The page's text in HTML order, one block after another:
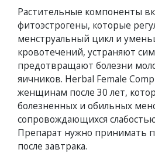
Растительные компоненты
фитоэстрогены, которые
менструальный цикл и
кровотечений, устраняют
предотвращают болезни
яичников. Herbal Female
женщинам после 30 лет,
болезненных и обильных
сопровождающихся
Препарат нужно принимать
после завтрака.